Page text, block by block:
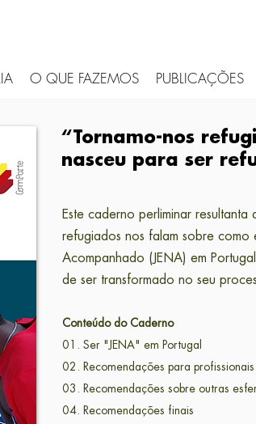
O QUE FAZEMOS PUBLICAÇÕES
“Tornamo-nos
nasceu para ser
Este caderno perliminar resultanta
refugiados nos falam sobre como
Acompanhado (JENA) em Portugal
de ser transformado no seu
Conteúdo do Caderno
01. Ser "JENA" em Portugal
02. Recomendações para profissionais
03. Recomendações sobre outras
04. Recomendações finais